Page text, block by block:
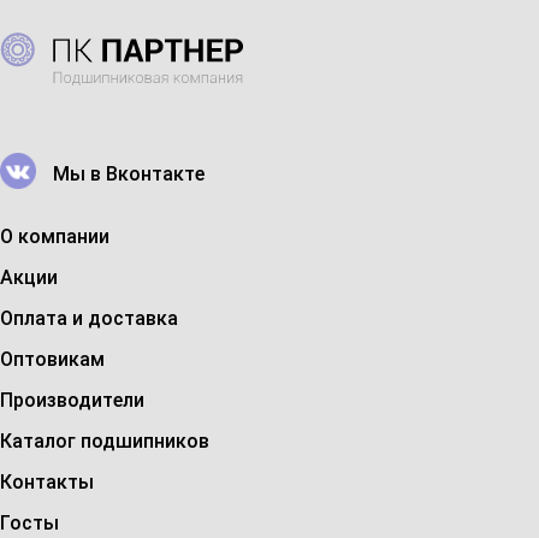
Мы в Вконтакте
О компании
Акции
Оплата и доставка
Оптовикам
Производители
Каталог подшипников
Контакты
Госты